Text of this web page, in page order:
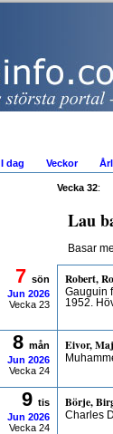
I dag Veckor
Vecka 32:
Lau
Basar
7 sön
Jun 2026
Vecka 23
Robert,
Gauguin
1952.
8 mån
Jun 2026
Vecka 24
Eivor,
9 tis
Jun 2026
Vecka 24
Börje,
Charles